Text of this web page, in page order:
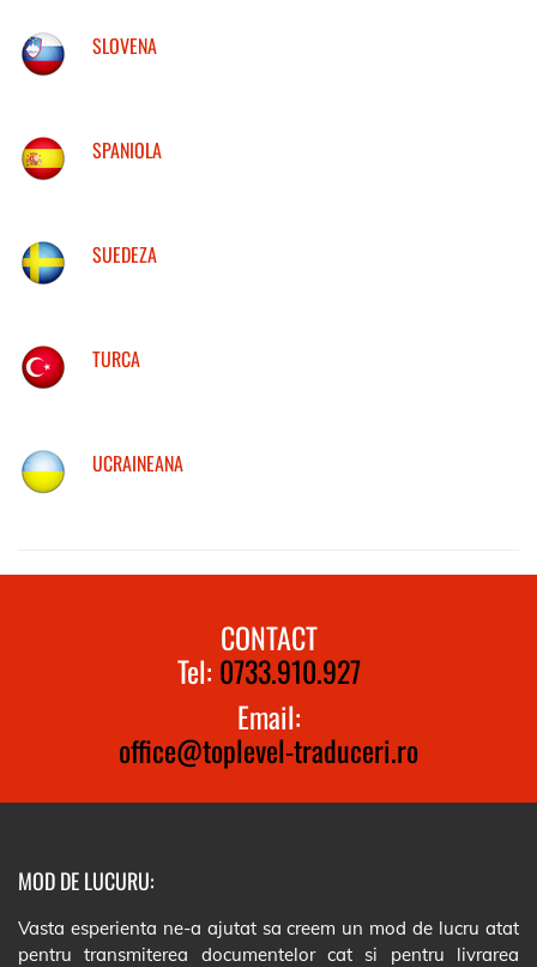
SLOVENA
SPANIOLA
SUEDEZA
TURCA
UCRAINEANA
CONTACT
Tel: 0733.910.927
Email:
office@toplevel-traduceri.ro
MOD DE LUCURU:
Vasta esperienta ne-a ajutat sa creem un mod de lucru atat
pentru transmiterea documentelor cat si pentru livrarea